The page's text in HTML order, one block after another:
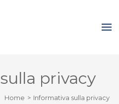
privacy
Home > Informativa sulla privacy